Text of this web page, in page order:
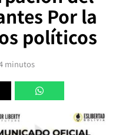
Por la
políticos
minutos